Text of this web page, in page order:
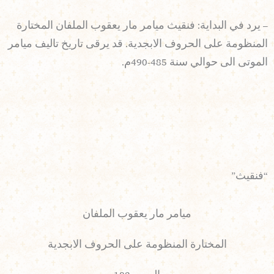
– يرد في البداية: فنقيث ميامر مار يعقوب الملفان المختارة
المنظومة على الحروف الابجدية. قد يرقى تاريخ تاليف ميامر
الموتى الى حوالي سنة 485-490م.
“فنقيث”
ميامر مار يعقوب الملفان
المختارة المنظومة على الحروف الابجدية